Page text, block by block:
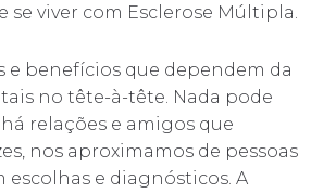
viver com Esclerose Múltipla.
e benefícios que dependem da
no tête-à-tête. Nada pode
relações e amigos que
nos aproximamos de pessoas
e diagnósticos. A